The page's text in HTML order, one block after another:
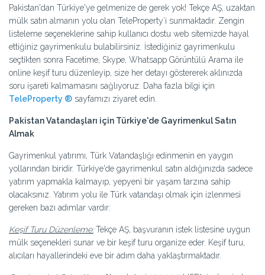
Pakistan'dan Türkiye'ye gelmenize de gerek yok! Tekçe AŞ, uzaktan
mülk satın almanın yolu olan TeleProperty’i sunmaktadır. Zengin
listeleme seçeneklerine sahip kullanıcı dostu web sitemizde hayal
ettiğiniz gayrimenkulu bulabilirsiniz. İstediğiniz gayrimenkulu
seçtikten sonra Facetime, Skype, Whatsapp Görüntülü Arama ile
online keşif turu düzenleyip, size her detayı göstererek aklınızda
soru işareti kalmamasını sağlıyoruz. Daha fazla bilgi için
TeleProperty ® sayfamızı ziyaret edin.
Pakistan Vatandaşları için Türkiye'de Gayrimenkul Satın
Almak
Gayrimenkul yatırımı, Türk Vatandaşlığı edinmenin en yaygın
yollarından biridir. Türkiye'de gayrimenkul satın aldığınızda sadece
yatırım yapmakla kalmayıp, yepyeni bir yaşam tarzına sahip
olacaksınız. Yatırım yolu ile Türk vatandaşı olmak için izlenmesi
gereken bazı adımlar vardır:
Keşif Turu Düzenleme:Tekçe AŞ, başvuranın istek listesine uygun
mülk seçenekleri sunar ve bir keşif turu organize eder. Keşif turu,
alıcıları hayallerindeki eve bir adım daha yaklaştırmaktadır.